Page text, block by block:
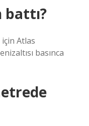
battı?
Atlas
basınca